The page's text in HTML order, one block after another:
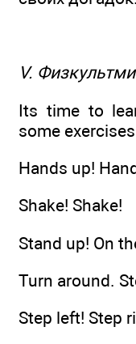
V.
Its time to
some
Hands up!
Shake! Shake!
Stand up! On
Turn around.
Step left! Step